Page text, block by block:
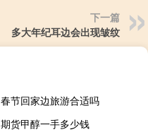
下一篇
多大年纪耳边会出现皱纹
春节回家边旅游合适吗
期货甲醇一手多少钱